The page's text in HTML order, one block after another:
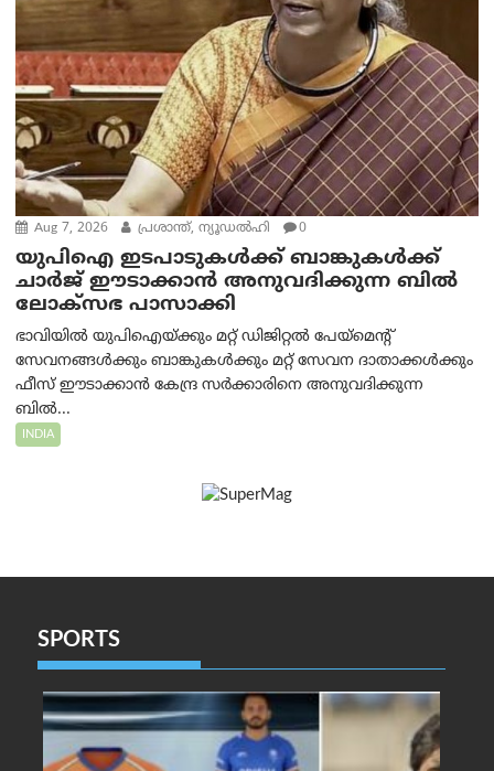
Aug 7, 2026 പ്രശാന്ത്, ന്യൂഡല്‍ഹി 0
യുപിഐ ഇടപാടുകൾക്ക് ബാങ്കുകൾക്ക്
ചാർജ് ഈടാക്കാൻ അനുവദിക്കുന്ന ബിൽ
ലോക്‌സഭ പാസാക്കി
ഭാവിയിൽ യുപിഐയ്ക്കും മറ്റ് ഡിജിറ്റൽ പേയ്‌മെന്റ്
സേവനങ്ങൾക്കും ബാങ്കുകൾക്കും മറ്റ് സേവന ദാതാക്കൾക്കും
ഫീസ് ഈടാക്കാൻ കേന്ദ്ര സർക്കാരിനെ അനുവദിക്കുന്ന
ബിൽ...
INDIA
SPORTS